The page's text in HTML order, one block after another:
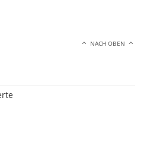
NACH OBEN